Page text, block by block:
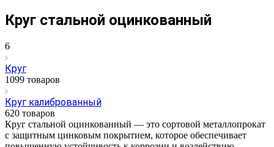
Круг стальной оцинкованный
6
Круг
1099 товаров
Круг калиброванный
620 товаров
Круг стальной оцинкованный — это сортовой металлопрокат
с защитным цинковым покрытием, которое обеспечивает